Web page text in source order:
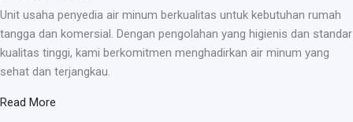
Unit usaha penyedia air minum berkualitas untuk kebutuhan rumah
tangga dan komersial. Dengan pengolahan yang higienis dan standar
kualitas tinggi, kami berkomitmen menghadirkan air minum yang
sehat dan terjangkau.
Read More